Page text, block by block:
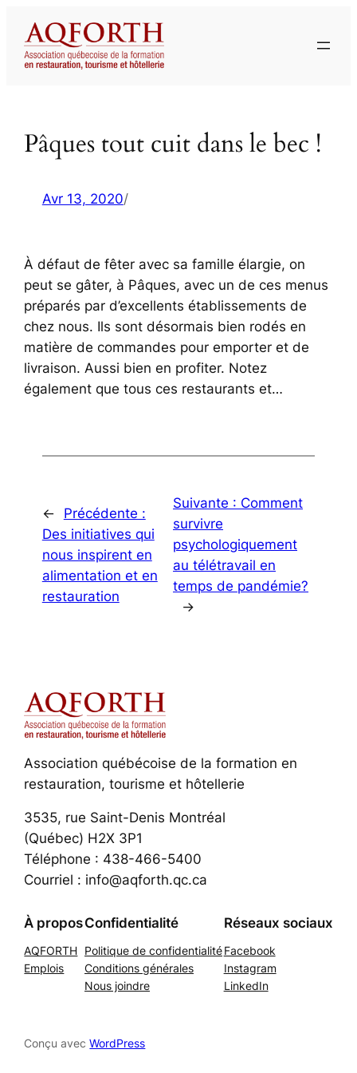
contenu
Pâques tout cuit dans le bec !
Avr 13, 2020/
À défaut de fêter avec sa famille élargie, on
peut se gâter, à Pâques, avec un de ces menus
préparés par d’excellents établissements de
chez nous. Ils sont désormais bien rodés en
matière de commandes pour emporter et de
livraison. Aussi bien en profiter. Notez
également que tous ces restaurants et…
←
Précédente :
Des initiatives qui
nous inspirent en
alimentation et en
restauration
Suivante : Comment
survivre
psychologiquement
au télétravail en
temps de pandémie?
→
Association québécoise de la formation en
restauration, tourisme et hôtellerie
3535, rue Saint-Denis Montréal
(Québec) H2X 3P1
Téléphone : 438-466-5400
Courriel : info@aqforth.qc.ca
À propos
AQFORTH
Emplois
Confidentialité
Politique de confidentialité
Conditions générales
Nous joindre
Réseaux sociaux
Facebook
Instagram
LinkedIn
Conçu avecWordPress